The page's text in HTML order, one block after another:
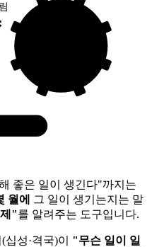
좋은 일이 생긴다"까지는
월에
그 일이 생기는지는 말
"를 알려주는 도구입니다.
성·격국)이 "무슨 일이 일